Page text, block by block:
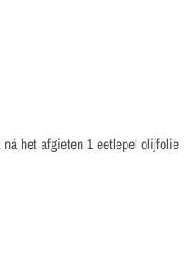
het afgieten 1 eetlepel olijfolie